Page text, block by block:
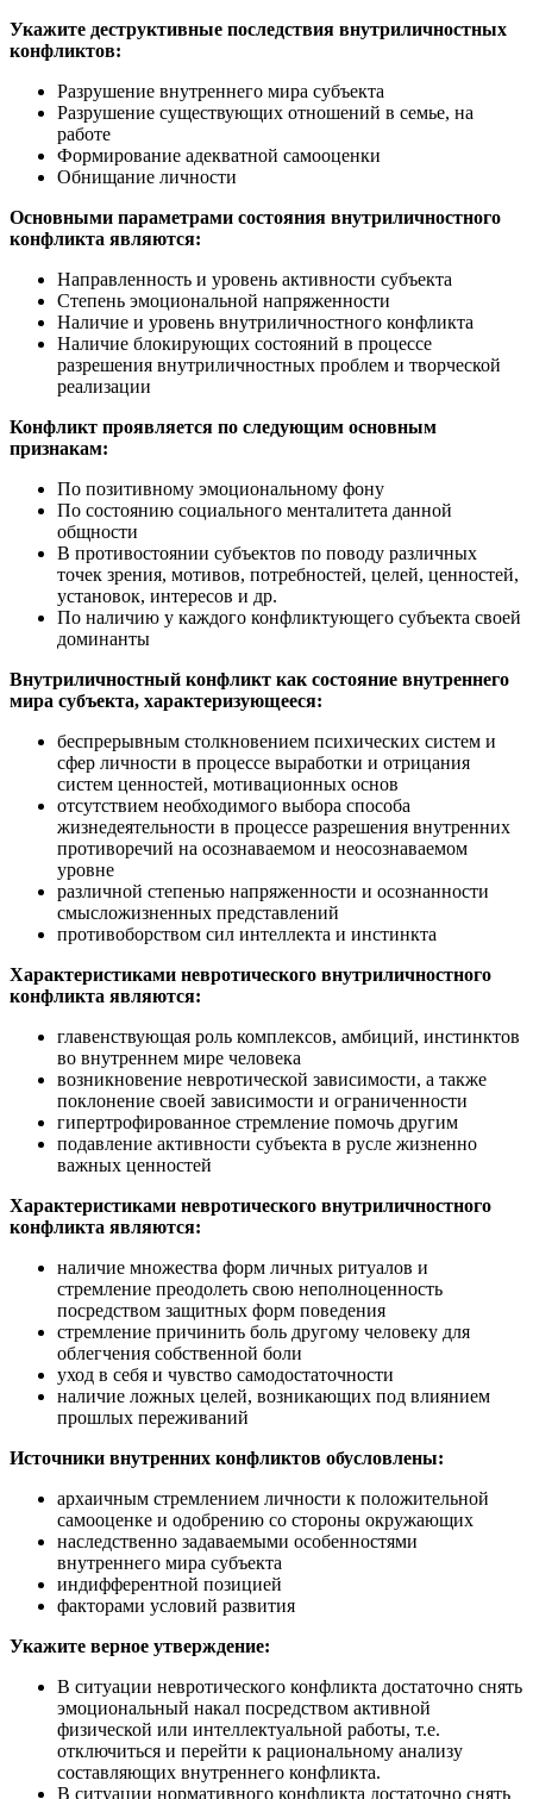
Укажите деструктивные последствия внутриличностных
конфликтов:
Разрушение внутреннего мира субъекта
Разрушение существующих отношений в семье, на
работе
Формирование адекватной самооценки
Обнищание личности
Основными параметрами состояния внутриличностного
конфликта являются:
Направленность и уровень активности субъекта
Степень эмоциональной напряженности
Наличие и уровень внутриличностного конфликта
Наличие блокирующих состояний в процессе
разрешения внутриличностных проблем и творческой
реализации
Конфликт проявляется по следующим основным
признакам:
По позитивному эмоциональному фону
По состоянию социального менталитета данной
общности
В противостоянии субъектов по поводу различных
точек зрения, мотивов, потребностей, целей, ценностей,
установок, интересов и др.
По наличию у каждого конфликтующего субъекта своей
доминанты
Внутриличностный конфликт как состояние внутреннего
мира субъекта, характеризующееся:
беспрерывным столкновением психических систем и
сфер личности в процессе выработки и отрицания
систем ценностей, мотивационных основ
отсутствием необходимого выбора способа
жизнедеятельности в процессе разрешения внутренних
противоречий на осознаваемом и неосознаваемом
уровне
различной степенью напряженности и осознанности
смысложизненных представлений
противоборством сил интеллекта и инстинкта
Характеристиками невротического внутриличностного
конфликта являются:
главенствующая роль комплексов, амбиций, инстинктов
во внутреннем мире человека
возникновение невротической зависимости, а также
поклонение своей зависимости и ограниченности
гипертрофированное стремление помочь другим
подавление активности субъекта в русле жизненно
важных ценностей
Характеристиками невротического внутриличностного
конфликта являются:
наличие множества форм личных ритуалов и
стремление преодолеть свою неполноценность
посредством защитных форм поведения
стремление причинить боль другому человеку для
облегчения собственной боли
уход в себя и чувство самодостаточности
наличие ложных целей, возникающих под влиянием
прошлых переживаний
Источники внутренних конфликтов обусловлены:
архаичным стремлением личности к положительной
самооценке и одобрению со стороны окружающих
наследственно задаваемыми особенностями
внутреннего мира субъекта
индифферентной позицией
факторами условий развития
Укажите верное утверждение:
В ситуации невротического конфликта достаточно снять
эмоциональный накал посредством активной
физической или интеллектуальной работы, т.е.
отключиться и перейти к рациональному анализу
составляющих внутреннего конфликта.
В ситуации нормативного конфликта достаточно снять